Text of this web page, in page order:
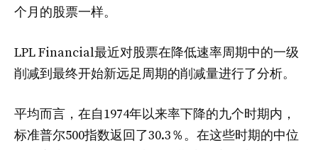
个月的股票一样。
LPL Financial最近对股票在降低速率周期中的一级
削减到最终开始新远足周期的削减量进行了分析。
平均而言，在自1974年以来率下降的九个时期内，
标准普尔500指数返回了30.3％。在这些时期的中位